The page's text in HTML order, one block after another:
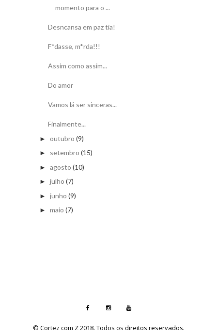
momento para o ...
Desncansa em paz tia!
F*dasse, m*rda!!!
Assim como assim...
Do amor
Vamos lá ser sinceras...
Finalmente...
► outubro (9)
► setembro (15)
► agosto (10)
► julho (7)
► junho (9)
► maio (7)
© Cortez com Z 2018. Todos os direitos reservados.